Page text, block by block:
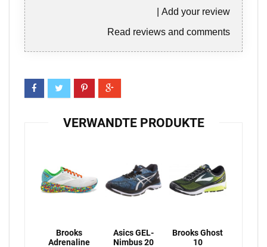
Add your review
Read reviews and comments
VERWANDTE PRODUKTE
Brooks
Adrenaline
Asics GEL-
Nimbus 20
Brooks Ghost
10